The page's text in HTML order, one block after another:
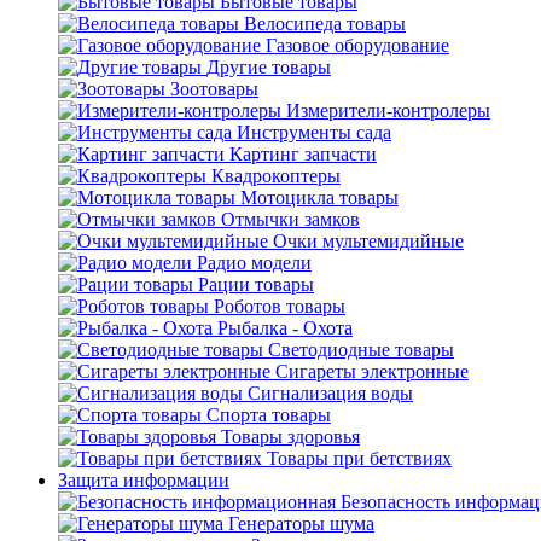
Велосипеда товары
Газовое оборудование
Другие товары
Зоотовары
Измерители-контролеры
Инструменты сада
Картинг запчасти
Квадрокоптеры
Мотоцикла товары
Отмычки замков
Очки мультемидийные
Радио модели
Рации товары
Роботов товары
Рыбалка - Охота
Светодиодные товары
Сигареты электронные
Сигнализация воды
Спорта товары
Товары здоровья
Товары при бетствиях
Защита информации
Безопасность
Генераторы шума